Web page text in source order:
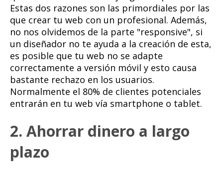
Estas dos razones son las primordiales por las
que crear tu web con un profesional. Además,
no nos olvidemos de la parte "responsive", si
un diseñador no te ayuda a la creación de esta,
es posible que tu web no se adapte
correctamente a versión móvil y esto causa
bastante rechazo en los usuarios.
Normalmente el 80% de clientes potenciales
entrarán en tu web vía smartphone o tablet.
2. Ahorrar dinero a largo
plazo